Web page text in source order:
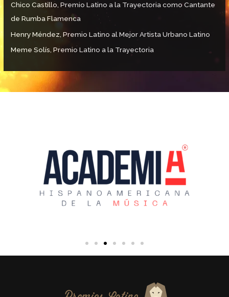
Chico Castillo, Premio Latino a la Trayectoria como Cantante
de Rumba Flamenca
Henry Méndez, Premio Latino al Mejor Artista Urbano Latino
Meme Solís, Premio Latino a la Trayectoria